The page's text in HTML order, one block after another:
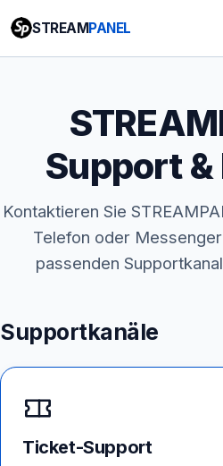
STREAMPANEL
Support
Kontaktieren Sie
Telefon oder
passenden
Supportkanäle
Ticket-Support